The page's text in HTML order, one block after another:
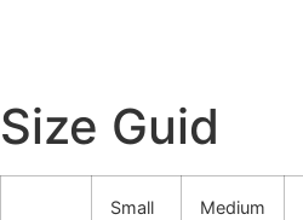
Size Guid
Small Medium